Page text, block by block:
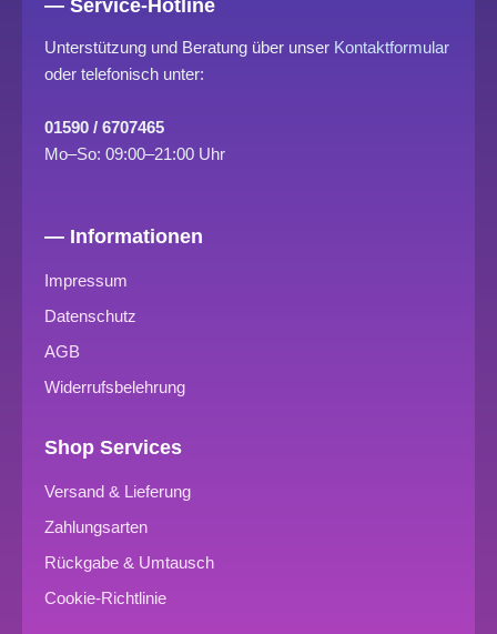
— Service-Hotline
Unterstützung und Beratung über unser Kontaktformular
oder telefonisch unter:
01590 / 6707465
Mo–So: 09:00–21:00 Uhr
— Informationen
Impressum
Datenschutz
AGB
Widerrufsbelehrung
Shop Services
Versand & Lieferung
Zahlungsarten
Rückgabe & Umtausch
Cookie-Richtlinie